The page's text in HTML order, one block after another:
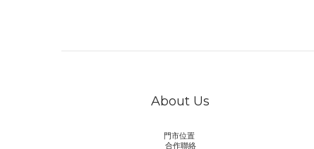
About Us
門市位置
合作聯絡